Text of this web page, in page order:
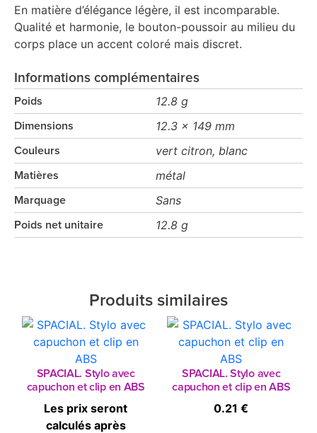
En matière d’élégance légère, il est incomparable.
Qualité et harmonie, le bouton-poussoir au milieu du
corps place un accent coloré mais discret.
Informations complémentaires
Poids 12.8 g
Dimensions 12.3 x 149 mm
Couleurs vert citron, blanc
Matières métal
Marquage Sans
Poids net unitaire 12.8 g
Produits similaires
SPACIAL. Stylo avec
capuchon et clip en ABS
Les prix seront
calculés après
SPACIAL. Stylo avec
capuchon et clip en ABS
0.21 €